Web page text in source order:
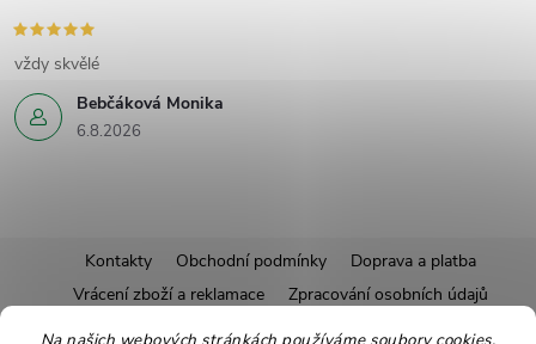
Bebčáková Monika
6.8.2026
vždy skvělé
á
Kontakty Obchodní podmínky
Doprava a platba
Vrácení zboží a reklamace
Zpracování osobních údajů
Pravidla soutěží
Affiliate program Recepty